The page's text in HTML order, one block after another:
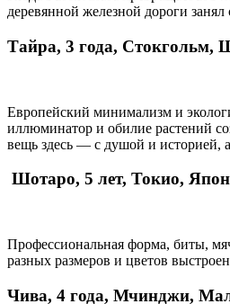
деревянной железной дороги
Тайра, 3 года, Стокгольм,
Европейский минимализм и
иллюминатор и обилие растений
вещь здесь — с душой и историей,
Шотаро, 5 лет, Токио,
Профессиональная форма, биты,
разных размеров и цветов
Чива, 4 года, Мчинджи,